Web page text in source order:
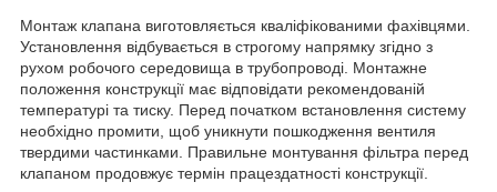
Монтаж клапана виготовляється кваліфікованими фахівцями.
Установлення відбувається в строгому напрямку згідно з
рухом робочого середовища в трубопроводі. Монтажне
положення конструкції має відповідати рекомендованій
температурі та тиску. Перед початком встановлення систему
необхідно промити, щоб уникнути пошкодження вентиля
твердими частинками. Правильне монтування фільтра перед
клапаном продовжує термін працездатності конструкції.